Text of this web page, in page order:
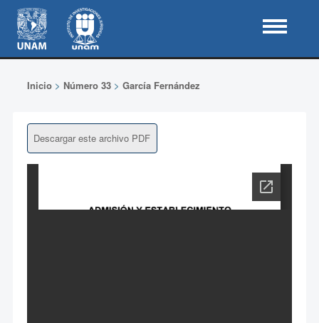
Inicio> Número 33> García Fernández
Descargar este archivo PDF